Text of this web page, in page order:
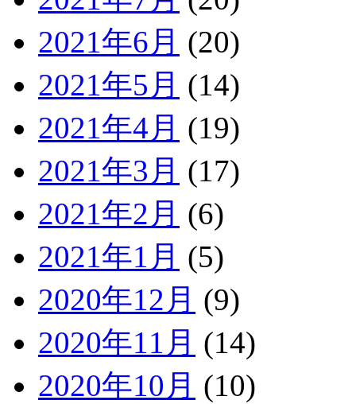
2021年6月 (20)
2021年5月 (14)
2021年4月 (19)
2021年3月 (17)
2021年2月 (6)
2021年1月 (5)
2020年12月 (9)
2020年11月 (14)
2020年10月 (10)